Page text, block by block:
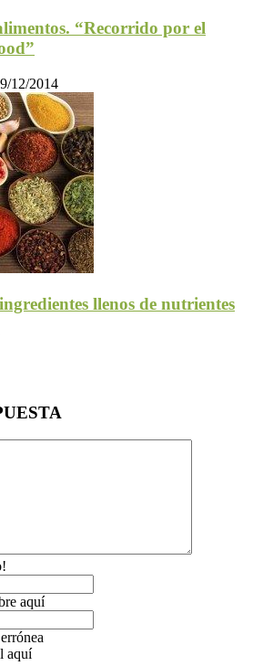
“Recorrido por el
12/2014
llenos de nutrientes
aquí
aquí